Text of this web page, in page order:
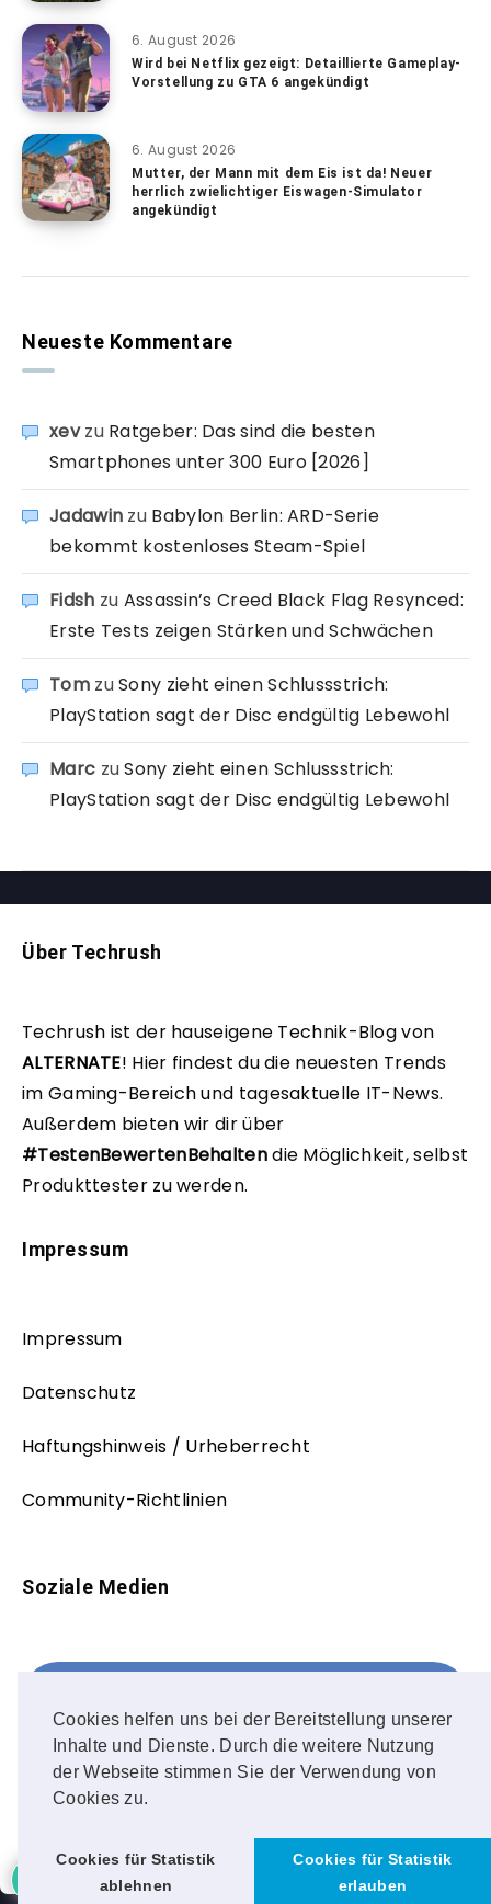
Cookies helfen uns bei der Bereitstellung unserer
Inhalte und Dienste. Durch die weitere Nutzung
der Webseite stimmen Sie der Verwendung von
Cookies zu.
Cookies für Statistik
ablehnen
Cookies für Statistik
erlauben
6. August 2026
Wird bei Netflix gezeigt: Detaillierte Gameplay-
Vorstellung zu GTA 6 angekündigt
6. August 2026
Mutter, der Mann mit dem Eis ist da! Neuer
herrlich zwielichtiger Eiswagen-Simulator
angekündigt
Neueste Kommentare
xevzu Ratgeber: Das sind die besten
Smartphones unter 300 Euro [2026]
Jadawin zu Babylon Berlin: ARD-Serie
bekommt kostenloses Steam-Spiel
Fidsh zu Assassin’s Creed Black Flag Resynced:
Erste Tests zeigen Stärken und Schwächen
TomzuSony zieht einen Schlussstrich:
PlayStation sagt der Disc endgültig Lebewohl
Marc zuSony zieht einen Schlussstrich:
PlayStation sagt der Disc endgültig Lebewohl
Über Techrush
Techrush ist der hauseigene Technik-Blog von
ALTERNATE! Hier findest du die neuesten Trends
im Gaming-Bereich und tagesaktuelle IT-News.
Außerdem bieten wir dir über
#TestenBewertenBehaltendie Möglichkeit, selbst
Produkttester zu werden.
Impressum
Impressum
Datenschutz
Haftungshinweis / Urheberrecht
Community-Richtlinien
Soziale Medien
FOLLOW ME!
Instagram
OUR PHOTOS!